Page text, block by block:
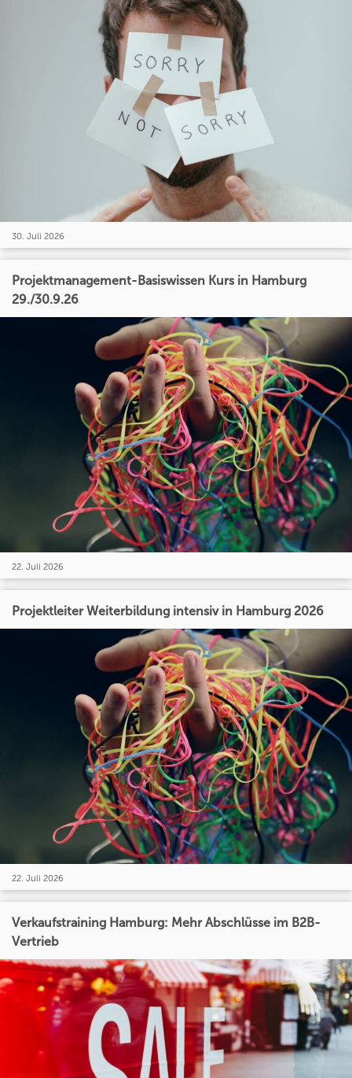
30. Juli 2026
Projektmanagement-Basiswissen Kurs in Hamburg
29./30.9.26
22. Juli 2026
Projektleiter Weiterbildung intensiv in Hamburg 2026
22. Juli 2026
Verkaufstraining Hamburg: Mehr Abschlüsse im B2B-
Vertrieb